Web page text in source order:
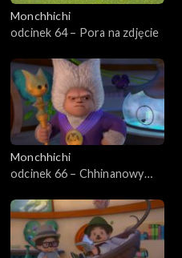
Monchhichi
odcinek 64 – Pora na zdjęcie
Monchhichi
odcinek 66 – Chhinanowy